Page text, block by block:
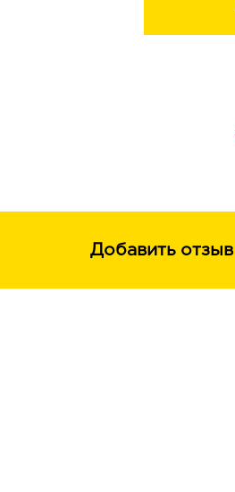
Добавить отзыв